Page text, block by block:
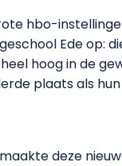
hbo-
Ede op:
hoog in de
plaats als
deze